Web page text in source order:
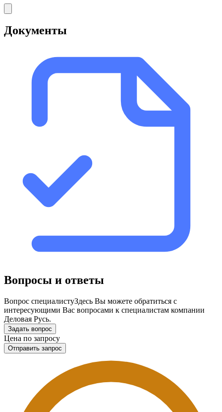
Документы
Вопросы и ответы
Вопрос специалистуЗдесь Вы можете обратиться с
интересующими Вас вопросами к специалистам компании
Деловая Русь.
Задать вопрос
Цена по запросу
Отправить запрос